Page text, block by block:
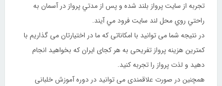
تجربه از سايت پرواز بلند شده و پس از مدتي پرواز در آسمان به
راحتي روي محل لند سايت فرود مي آيند.
در نتیجه شما می توانید با امکاناتی که ما در اختیارتان می گذاریم با
کمترین هزینه پرواز تفریحی به هر کجای ایران که بخواهید انجام
دهید و لذت پرواز را تجربه کنید.
همچنین در صورت علاقمندی می توانید در دوره آموزش خلبانی